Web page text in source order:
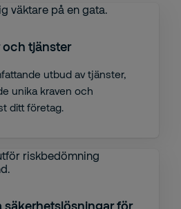
och tjänster
utbud av tjänster,
unika kraven och
ditt företag.
säkerhetslösningar för